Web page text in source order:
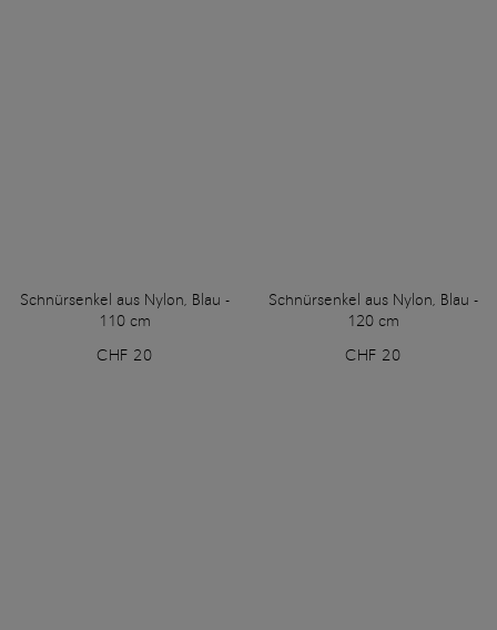
Schnürsenkel aus Nylon, Blau -
110 cm
CHF 20
Schnürsenkel aus Nylon, Blau -
120 cm
CHF 20